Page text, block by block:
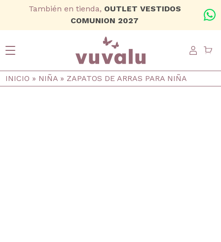
Ir al contenido principal
También en tienda, OUTLET VESTIDOS
COMUNION 2027
Ruta de navegación
INICIO NIÑA ZAPATOS DE ARRAS PARA NIÑA